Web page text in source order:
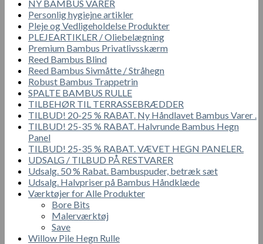
NY BAMBUS VARER
Personlig hygiejne artikler
Pleje og Vedligeholdelse Produkter
PLEJEARTIKLER / Oliebelægning
Premium Bambus Privatlivsskærm
Reed Bambus Blind
Reed Bambus Sivmåtte / Stråhegn
Robust Bambus Trappetrin
SPALTE BAMBUS RULLE
TILBEHØR TIL TERRASSEBRÆDDER
TILBUD! 20-25 % RABAT. Ny Håndlavet Bambus Varer .
TILBUD! 25-35 % RABAT. Halvrunde Bambus Hegn
Panel
TILBUD! 25-35 % RABAT. VÆVET HEGN PANELER.
UDSALG / TILBUD PÅ RESTVARER
Udsalg. 50 % Rabat. Bambuspuder, betræk sæt
Udsalg. Halvpriser på Bambus Håndklæde
Værktøjer for Alle Produkter
Bore Bits
Malerværktøj
Save
Willow Pile Hegn Rulle